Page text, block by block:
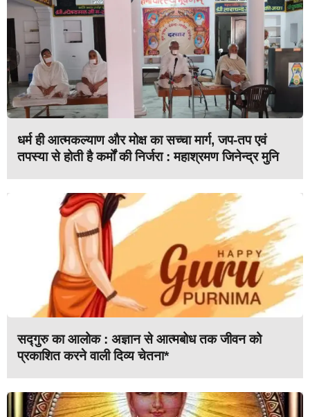
धर्म ही आत्मकल्याण और मोक्ष का सच्चा मार्ग, जप-तप एवं
तपस्या से होती है कर्मों की निर्जरा : महाश्रमण जिनेन्द्र मुनि
सद्गुरु का आलोक : अज्ञान से आत्मबोध तक जीवन को
प्रकाशित करने वाली दिव्य चेतना*